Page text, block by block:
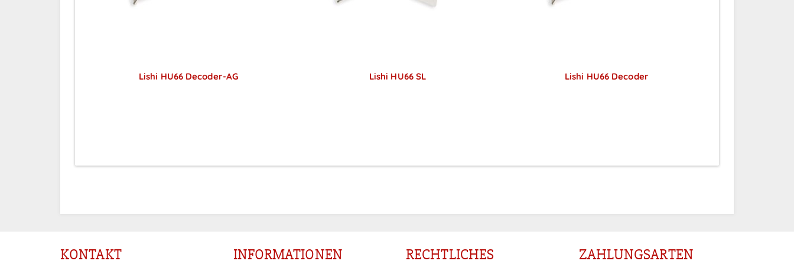
Lishi HU66 Decoder-AG Lishi HU66 SL Lishi HU66 Decoder
KONTAKT INFORMATIONEN RECHTLICHES ZAHLUNGSARTEN